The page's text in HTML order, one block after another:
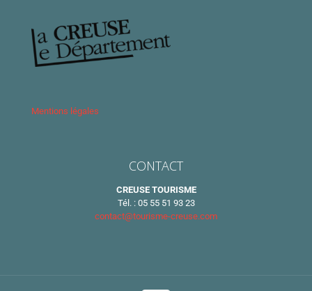
Mentions légales
CONTACT
CREUSE TOURISME
Tél. : 05 55 51 93 23
contact@tourisme-creuse.com